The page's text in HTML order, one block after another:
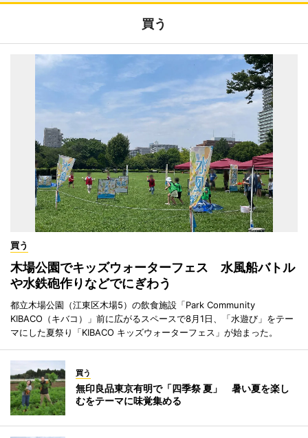
買う
買う
木場公園でキッズウォーターフェス 水風船バトル
や水鉄砲作りなどでにぎわう
都立木場公園（江東区木場5）の飲食施設「Park Community
KIBACO（キバコ）」前に広がるスペースで8月1日、「水遊び」をテー
マにした夏祭り「KIBACO キッズウォーターフェス」が始まった。
買う
無印良品東京有明で「四季祭 夏」 暑い夏を楽し
むをテーマに味覚集める